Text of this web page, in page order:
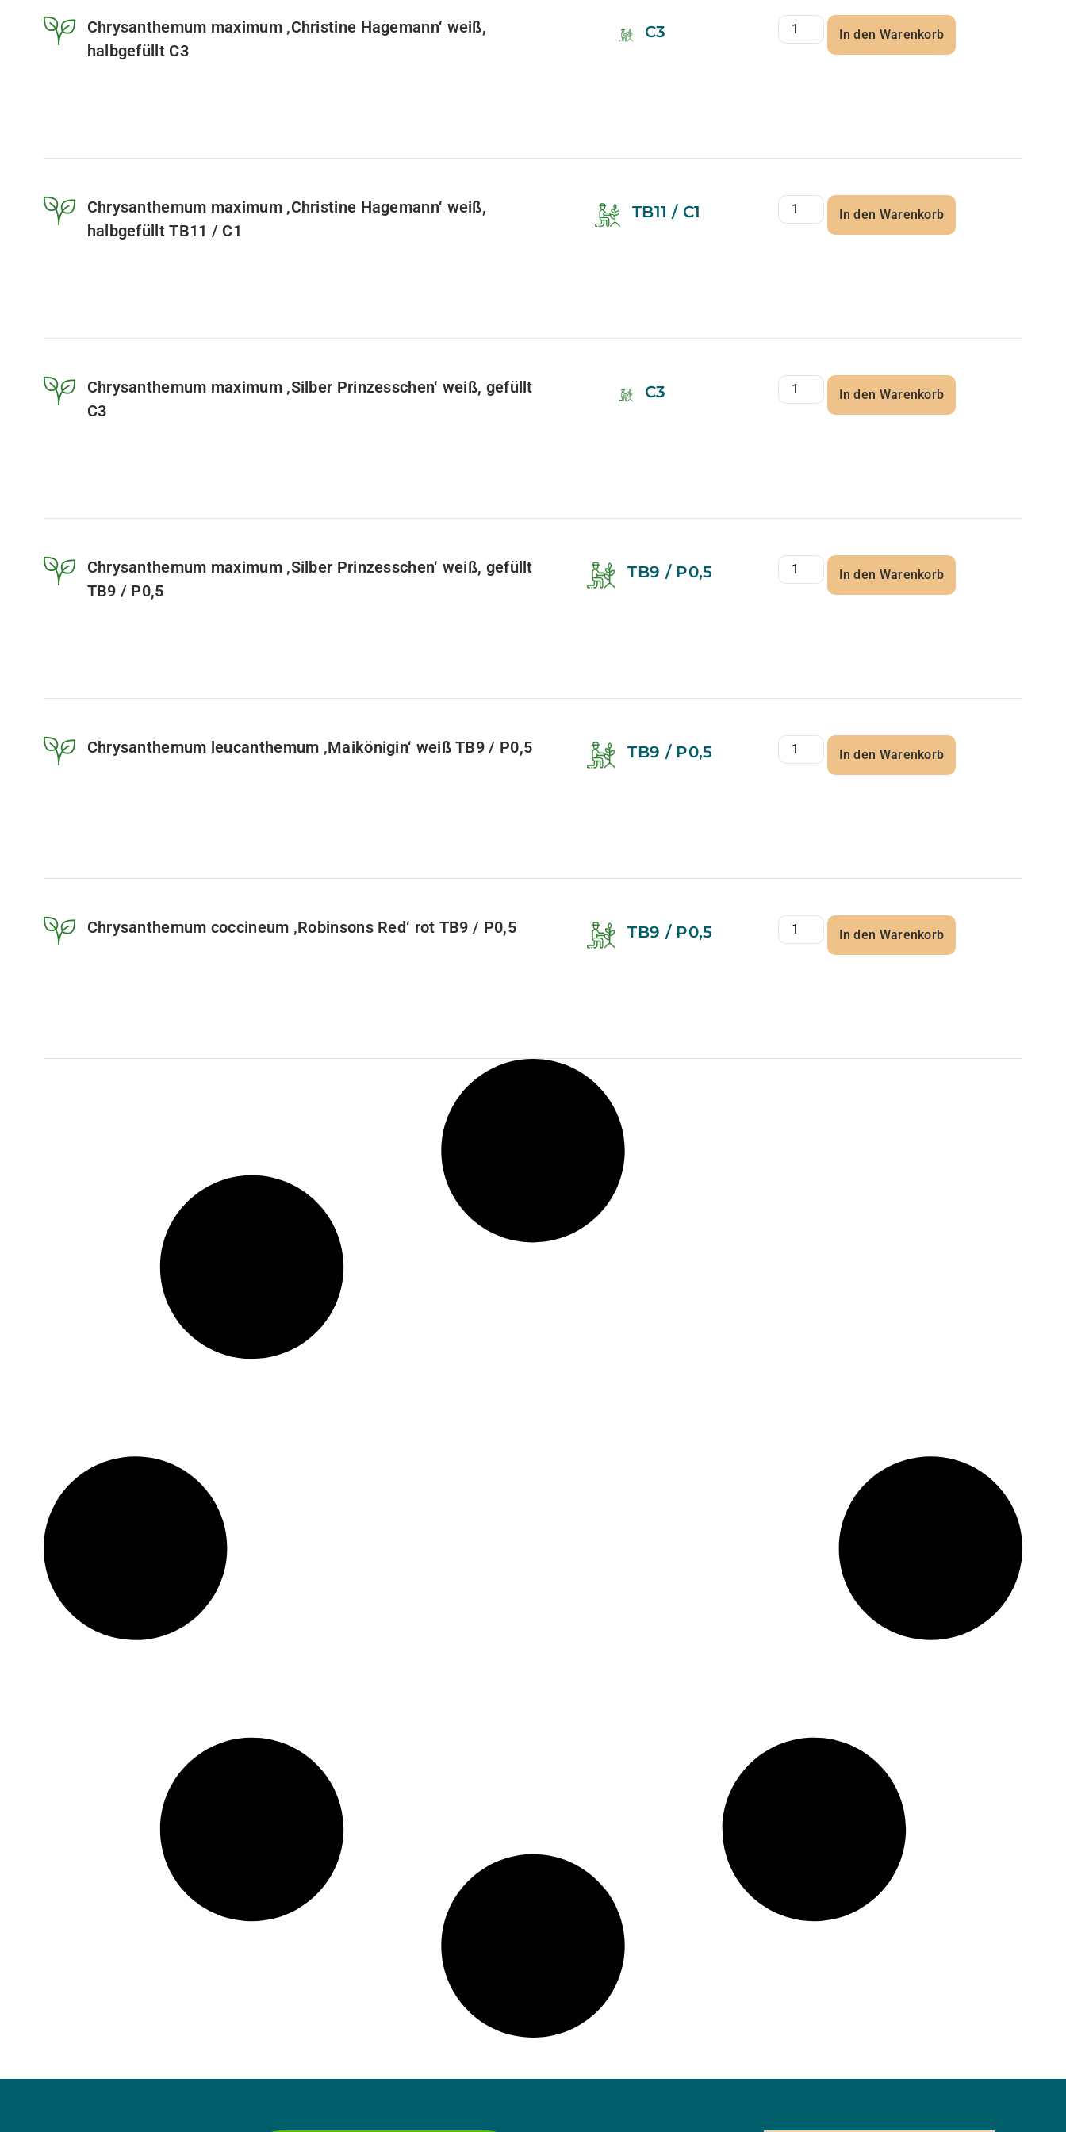
Chrysanthemum maximum ‚Christine Hagemann‘ weiß,
halbgefüllt C3
C3 In den Warenkorb
Chrysanthemum maximum ‚Christine Hagemann‘ weiß,
halbgefüllt TB11 / C1
TB11 / C1 In den Warenkorb
Chrysanthemum maximum ‚Silber Prinzesschen‘ weiß, gefüllt
C3
C3 In den Warenkorb
Chrysanthemum maximum ‚Silber Prinzesschen‘ weiß, gefüllt
TB9 / P0,5
TB9 / P0,5 In den Warenkorb
Chrysanthemum leucanthemum ‚Maikönigin‘ weiß TB9 / P0,5 TB9 / P0,5 In den Warenkorb
Chrysanthemum coccineum ‚Robinsons Red‘ rot TB9 / P0,5 TB9 / P0,5 In den Warenkorb